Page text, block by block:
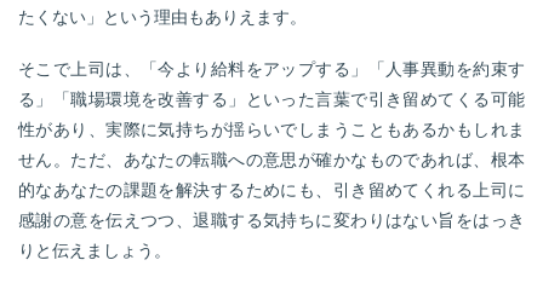
たくない」という理由もありえます。
そこで上司は、「今より給料をアップする」「人事異動を約束す
る」「職場環境を改善する」といった言葉で引き留めてくる可能
性があり、実際に気持ちが揺らいでしまうこともあるかもしれま
せん。ただ、あなたの転職への意思が確かなものであれば、根本
的なあなたの課題を解決するためにも、引き留めてくれる上司に
感謝の意を伝えつつ、退職する気持ちに変わりはない旨をはっき
りと伝えましょう。